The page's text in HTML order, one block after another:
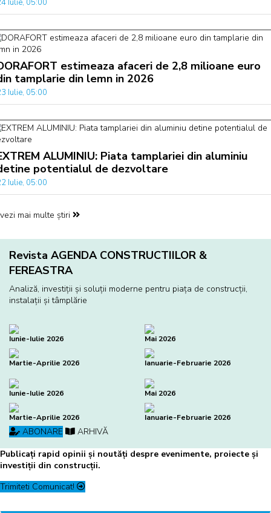
Iulie, 05:00
estimeaza afaceri de 2,8 milioane euro
tamplarie din lemn in 2026
Iulie, 05:00
ALUMINIU: Piata tamplariei din aluminiu
potentialul de dezvoltare
Iulie, 05:00
vezi mai multe știri
Revista AGENDA CONSTRUCTIILOR &
FEREASTRA
Analiză, investiţii și soluţii moderne pentru piaţa de construcţii,
instalaţii și tâmplărie
Iunie-Iulie 2026 Mai 2026
Martie-Aprilie 2026 Ianuarie-Februarie 2026
Iunie-Iulie 2026 Mai 2026
Martie-Aprilie 2026 Ianuarie-Februarie 2026
ABONARE
ARHIVĂ
Publicați rapid opinii și noutăți despre evenimente, proiecte și
investiții din construcții.
Trimiteti Comunicat!